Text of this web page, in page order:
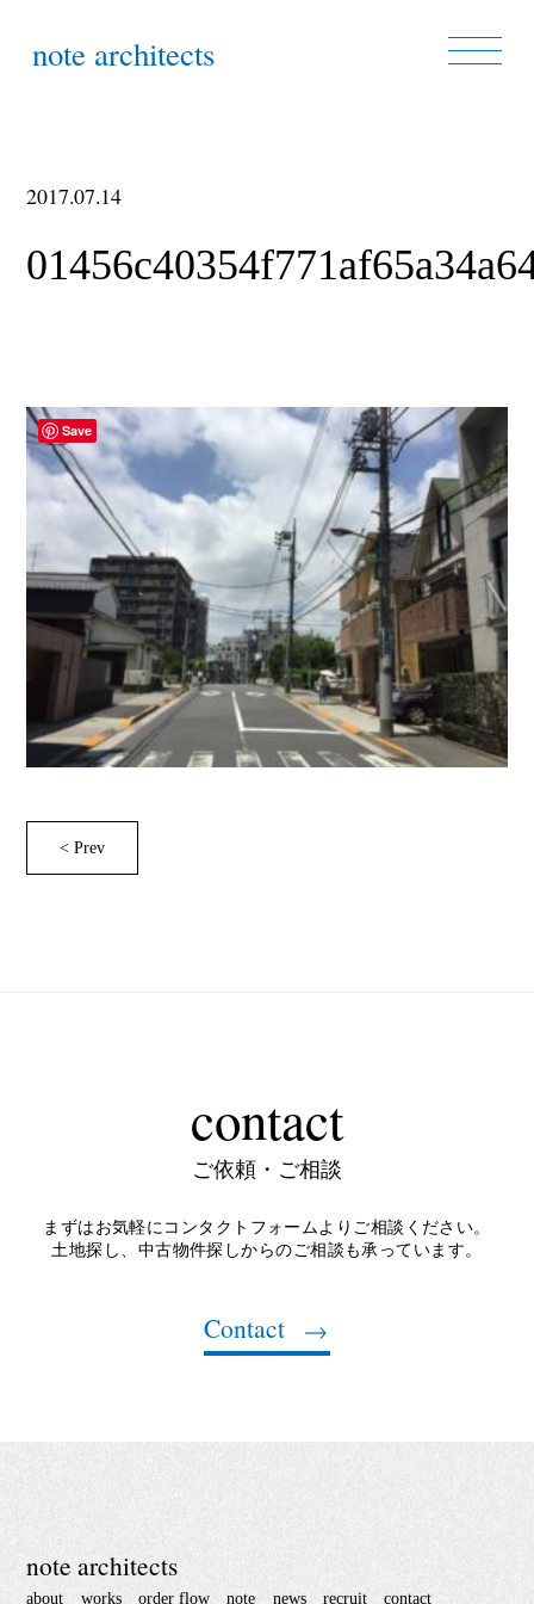
note architects
2017.07.14
< Prev
contact
ご依頼・ご相談
まずはお気軽にコンタクトフォームよりご相談ください。
土地探し、中古物件探しからのご相談も承っています。
Contact
note architects
about works order flow note news recruit contact
Save